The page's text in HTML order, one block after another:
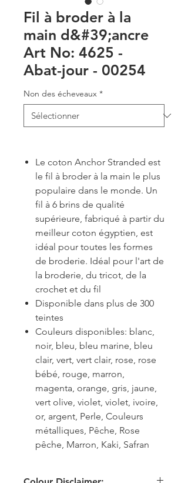
Fil à broder à la
main d&#39;ancre
Art No: 4625 -
Abat-jour - 00254
Non des écheveaux *
Le coton Anchor Stranded est
le fil à broder à la main le plus
populaire dans le monde. Un
fil à 6 brins de qualité
supérieure, fabriqué à partir du
meilleur coton égyptien, est
idéal pour toutes les formes
de broderie. Idéal pour l'art de
la broderie, du tricot, de la
crochet et du fil
Disponible dans plus de 300
teintes
Couleurs disponibles: blanc,
noir, bleu, bleu marine, bleu
clair, vert, vert clair, rose, rose
bébé, rouge, marron,
magenta, orange, gris, jaune,
vert olive, violet, violet, ivoire,
or, argent, Perle, Couleurs
métalliques, Pêche, Rose
pêche, Marron, Kaki, Safran